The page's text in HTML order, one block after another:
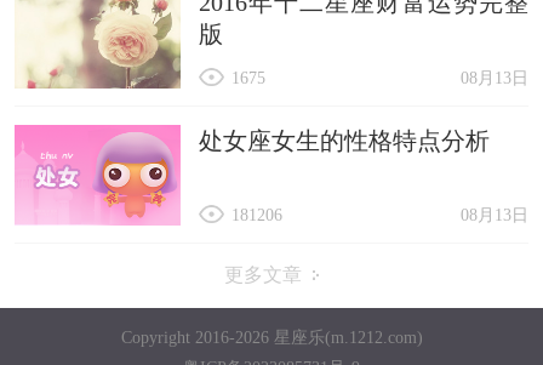
版
08月13日
1675
处女座女生的性格特点分析
08月13日
181206
更多文章
Copyright 2016-2026 星座乐(m.1212.com)